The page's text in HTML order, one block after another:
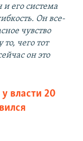
его система
Он все-
чувство
то, чего тот
он это
власти 20